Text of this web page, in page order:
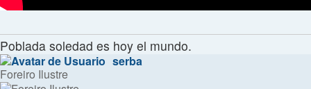
Poblada soledad es hoy el mundo.
serba
Foreiro Ilustre